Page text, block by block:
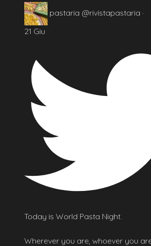
pastaria @rivistapastaria ·
21 Giu
Today is World Pasta Night.
Wherever you are, whoever you